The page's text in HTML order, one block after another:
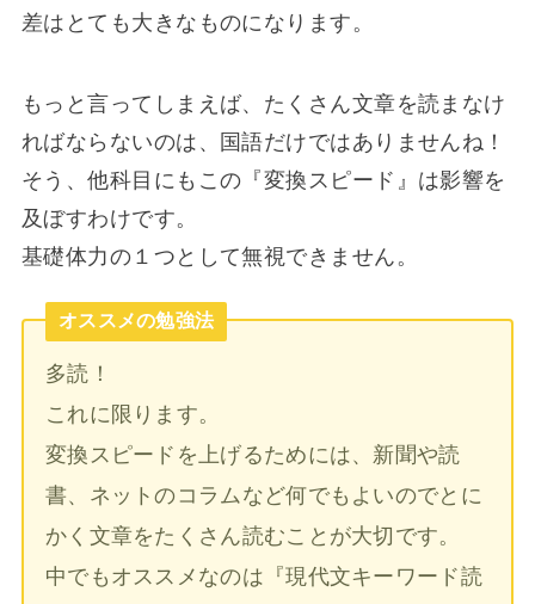
差はとても大きなものになります。
もっと言ってしまえば、たくさん文章を読まなけ
ればならないのは、国語だけではありませんね！
そう、他科目にもこの『変換スピード』は影響を
及ぼすわけです。
基礎体力の１つとして無視できません。
オススメの勉強法
多読！
これに限ります。
変換スピードを上げるためには、新聞や読
書、ネットのコラムなど何でもよいのでとに
かく文章をたくさん読むことが大切です。
中でもオススメなのは『現代文キーワード読